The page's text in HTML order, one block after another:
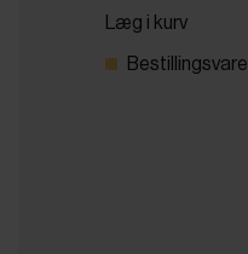
Læg i kurv
Bestillingsvare